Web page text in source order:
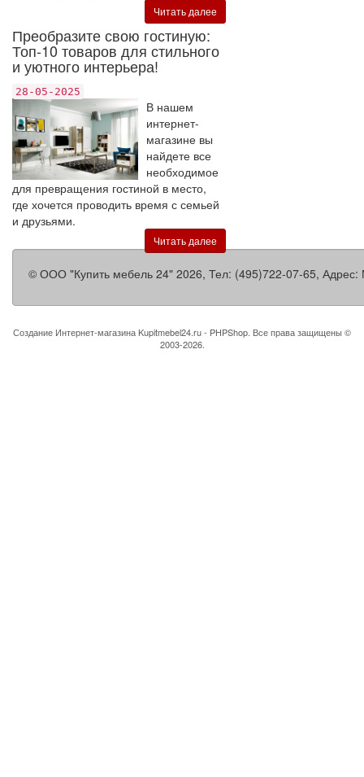
Читать далее
Преобразите свою гостиную:
Топ-10 товаров для стильного
и уютного интерьера!
28-05-2025
В нашем
интернет-
магазине вы
найдете все
необходимое
для превращения гостиной в место,
где хочется проводить время с семьей
и друзьями.
Читать далее
© ООО "Купить мебель 24" 2026, Тел: (495)722-07-65, Адрес:
Создание Интернет-магазина Kupitmebel24.ru - PHPShop. Все права защищены ©
2003-2026.